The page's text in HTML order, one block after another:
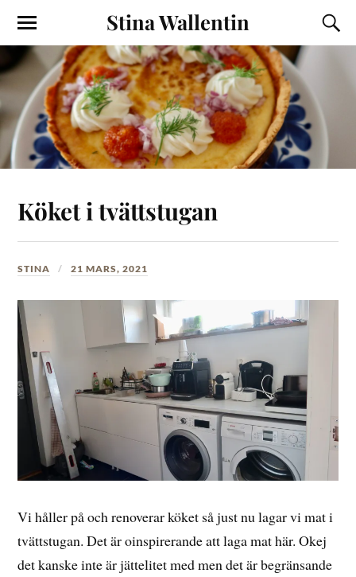
Stina Wallentin
Köket i tvättstugan
STINA 21 MARS, 2021
Vi håller på och renoverar köket så just nu lagar vi mat i
tvättstugan. Det är oinspirerande att laga mat här. Okej
det kanske inte är jättelitet med men det är begränsande